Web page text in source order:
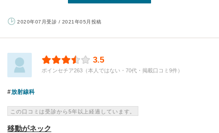
2020年07月受診 / 2021年05月投稿
3.5
ポインセチア263（本人ではない・70代・掲載口コミ9件）
放射線科
この口コミは受診から5年以上経過しています。
移動がネック